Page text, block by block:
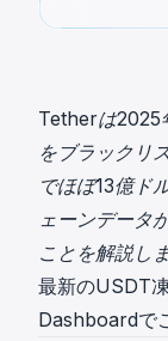
Tetherは2025
をブラックリ
でほぼ13億ド
ェーンデータ
ことを解説しま
最新のUSDT
Dashboardで